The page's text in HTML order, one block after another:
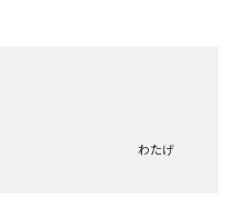
わたげ